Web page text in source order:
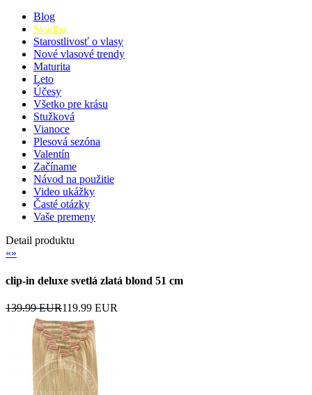
Blog
Svadba
Starostlivosť o vlasy
Nové vlasové trendy
Maturita
Leto
Účesy
Všetko pre krásu
Stužková
Vianoce
Plesová sezóna
Valentín
Začíname
Návod na použitie
Video ukážky
Časté otázky
Vaše premeny
Detail produktu
«»
clip-in deluxe svetlá zlatá blond 51 cm
139.99 EUR119.99 EUR